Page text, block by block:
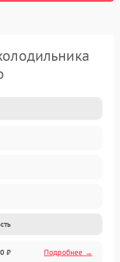
₽ Подробнее →